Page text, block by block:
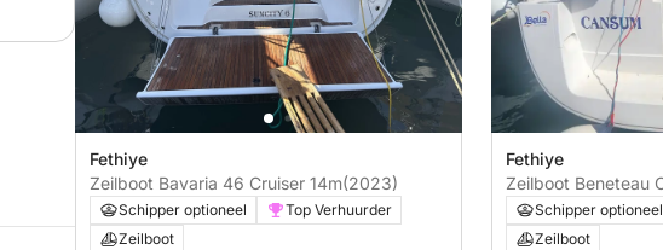
Fethiye
Zeilboot Bavaria 46 Cruiser 14m(2023)
Schipper optioneel
Top Verhuurder
Zeilboot
Fethiye
Zeilboot Beneteau Oceanis 40
Cansum 12m
Schipper optioneel
Zeilboot